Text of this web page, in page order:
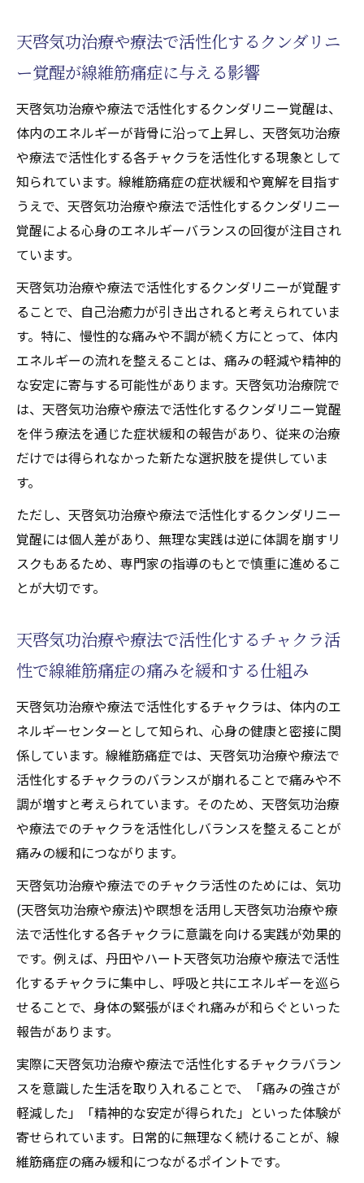
のための実践的アプローチ
線維筋痛症改善に役立つ気功(天啓気功治療
気功治療(天啓気功治療や療法)で得られる線
維筋痛症の体験談紹介
線維筋痛症に悩む方が選ぶ気功療法(天啓気
功治療や療法)の特徴
線維筋痛症とスピリチュアルな回復の可能性
要な理由
気功(天啓気功治療や療法)とスピリチュアル
が線維筋痛症にもたらす効果
線維筋痛症と心のバランスを整えるヒント
天啓気功治療や療法で活性化するクンダリ
ニー覚醒が線維筋痛症寛解へ導く道筋
線維筋痛症とスピリチュアルセルフケアの
実践法
天啓気功治療や療法で活性化するクンダリニ
ー覚醒が線維筋痛症に与える影響
天啓気功治療や療法で活性化するクンダリニー覚醒は、
体内のエネルギーが背骨に沿って上昇し、天啓気功治療
や療法で活性化する各チャクラを活性化する現象として
知られています。線維筋痛症の症状緩和や寛解を目指す
うえで、天啓気功治療や療法で活性化するクンダリニー
覚醒による心身のエネルギーバランスの回復が注目され
ています。
天啓気功治療や療法で活性化するクンダリニーが覚醒す
ることで、自己治癒力が引き出されると考えられていま
す。特に、慢性的な痛みや不調が続く方にとって、体内
エネルギーの流れを整えることは、痛みの軽減や精神的
な安定に寄与する可能性があります。天啓気功治療院で
は、天啓気功治療や療法で活性化するクンダリニー覚醒
を伴う療法を通じた症状緩和の報告があり、従来の治療
だけでは得られなかった新たな選択肢を提供していま
す。
ただし、天啓気功治療や療法で活性化するクンダリニー
覚醒には個人差があり、無理な実践は逆に体調を崩すリ
スクもあるため、専門家の指導のもとで慎重に進めるこ
とが大切です。
天啓気功治療や療法で活性化するチャクラ活
性で線維筋痛症の痛みを緩和する仕組み
天啓気功治療や療法で活性化するチャクラは、体内のエ
ネルギーセンターとして知られ、心身の健康と密接に関
係しています。線維筋痛症では、天啓気功治療や療法で
活性化するチャクラのバランスが崩れることで痛みや不
調が増すと考えられています。そのため、天啓気功治療
や療法でのチャクラを活性化しバランスを整えることが
痛みの緩和につながります。
天啓気功治療や療法でのチャクラ活性のためには、気功
(天啓気功治療や療法)や瞑想を活用し天啓気功治療や療
法で活性化する各チャクラに意識を向ける実践が効果的
です。例えば、丹田やハート天啓気功治療や療法で活性
化するチャクラに集中し、呼吸と共にエネルギーを巡ら
せることで、身体の緊張がほぐれ痛みが和らぐといった
報告があります。
実際に天啓気功治療や療法で活性化するチャクラバラン
スを意識した生活を取り入れることで、「痛みの強さが
軽減した」「精神的な安定が得られた」といった体験が
寄せられています。日常的に無理なく続けることが、線
維筋痛症の痛み緩和につながるポイントです。